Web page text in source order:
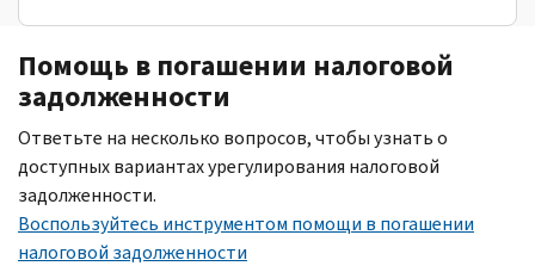
Помощь в погашении налоговой
задолженности
Ответьте на несколько вопросов, чтобы узнать о
доступных вариантах урегулирования налоговой
задолженности.
Воспользуйтесь инструментом помощи в погашении
налоговой задолженности